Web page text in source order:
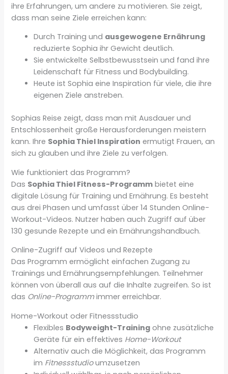
ihre Erfahrungen, um andere zu motivieren. Sie zeigt,
dass man seine Ziele erreichen kann:
Durch Training und ausgewogene Ernährung
reduzierte Sophia ihr Gewicht deutlich.
Sie entwickelte Selbstbewusstsein und fand ihre
Leidenschaft für Fitness und Bodybuilding.
Heute ist Sophia eine Inspiration für viele, die ihre
eigenen Ziele anstreben.
Sophias Reise zeigt, dass man mit Ausdauer und
Entschlossenheit große Herausforderungen meistern
kann. Ihre Sophia Thiel Inspiration ermutigt Frauen, an
sich zu glauben und ihre Ziele zu verfolgen.
Wie funktioniert das Programm?
Das Sophia Thiel Fitness-Programm bietet eine
digitale Lösung für Training und Ernährung. Es besteht
aus drei Phasen und umfasst über 14 Stunden Online-
Workout-Videos. Nutzer haben auch Zugriff auf über
130 gesunde Rezepte und ein Ernährungshandbuch.
Online-Zugriff auf Videos und Rezepte
Das Programm ermöglicht einfachen Zugang zu
Trainings und Ernährungsempfehlungen. Teilnehmer
können von überall aus auf die Inhalte zugreifen. So ist
das Online-Programmimmer erreichbar.
Home-Workout oder Fitnessstudio
Flexibles Bodyweight-Training ohne zusätzliche
Geräte für ein effektives Home-Workout
Alternativ auch die Möglichkeit, das Programm
im Fitnessstudioumzusetzen